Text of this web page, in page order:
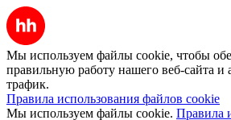
Мы используем файлы cookie, чтобы
правильную работу нашего веб-сайта и
трафик.
Правила использования файлов cookie
Мы используем файлы cookie. Правила